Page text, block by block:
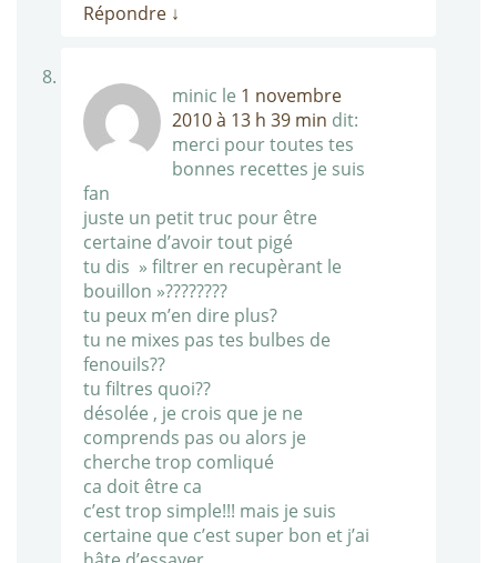
Répondre ↓
minic le 1 novembre
2010 à 13 h 39 min dit:
merci pour toutes tes
bonnes recettes je suis
fan
juste un petit truc pour être
certaine d’avoir tout pigé
tu dis » filtrer en recupèrant le
bouillon »????????
tu peux m’en dire plus?
tu ne mixes pas tes bulbes de
fenouils??
tu filtres quoi??
désolée , je crois que je ne
comprends pas ou alors je
cherche trop comliqué
ca doit être ca
c’est trop simple!!! mais je suis
certaine que c’est super bon et j’ai